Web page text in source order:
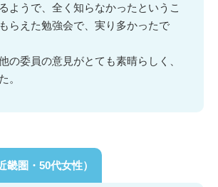
ようで、全く知らなかったというこ
らえた勉強会で、実り多かったで
の委員の意見がとても素晴らしく、
。
畿圏・50代女性）